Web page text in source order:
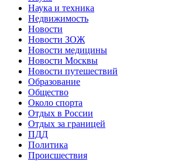
Наука и техника
Недвижимость
Новости
Новости ЗОЖ
Новости медицины
Новости Москвы
Новости путешествий
Образование
Общество
Около спорта
Отдых в России
Отдых за границей
ПДД
Политика
Происшествия